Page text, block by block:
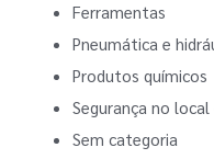
Ferramentas
Pneumática e
Produtos químicos
Segurança no
Sem categoria